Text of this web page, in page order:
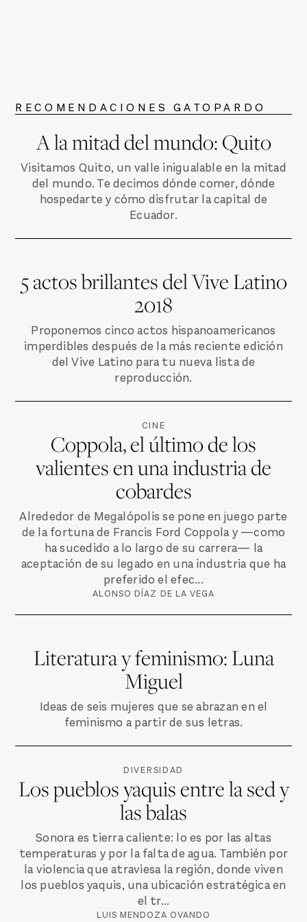
RECOMENDACIONES GATOPARDO
A la mitad del mundo: Quito
Visitamos Quito, un valle inigualable en la mitad
del mundo. Te decimos dónde comer, dónde
hospedarte y cómo disfrutar la capital de
Ecuador.
5 actos brillantes del Vive Latino
2018
Proponemos cinco actos hispanoamericanos
imperdibles después de la más reciente edición
del Vive Latino para tu nueva lista de
reproducción.
CINE
Coppola, el último de los
valientes en una industria de
cobardes
Alrededor de Megalópolis se pone en juego parte
de la fortuna de Francis Ford Coppola y —como
ha sucedido a lo largo de su carrera— la
aceptación de su legado en una industria que ha
preferido el efec...
ALONSO DÍAZ DE LA VEGA
Literatura y feminismo: Luna
Miguel
Ideas de seis mujeres que se abrazan en el
feminismo a partir de sus letras.
DIVERSIDAD
Los pueblos yaquis entre la sed y
las balas
Sonora es tierra caliente: lo es por las altas
temperaturas y por la falta de agua. También por
la violencia que atraviesa la región, donde viven
los pueblos yaquis, una ubicación estratégica en
el tr...
LUIS MENDOZA OVANDO